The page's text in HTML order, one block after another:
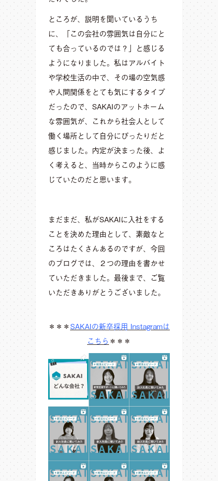
ところが、説明を聞いているうち
に、「この会社の雰囲気は自分にと
ても合っているのでは？」と感じる
ようになりました。私はアルバイト
や学校生活の中で、その場の空気感
や人間関係をとても気にするタイプ
だったので、SAKAIのアットホーム
な雰囲気が、これから社会人として
働く場所として自分にぴったりだと
感じました。内定が決まった後、よ
く考えると、当時からこのように感
じていたのだと思います。
まだまだ、私がSAKAIに入社をする
ことを決めた理由として、素敵なと
ころはたくさんあるのですが、今回
のブログでは、２つの理由を書かせ
ていただきました。最後まで、ご覧
いただきありがとうございました。
＊＊＊SAKAIの新卒採用 Instagramは
こちら ＊＊＊